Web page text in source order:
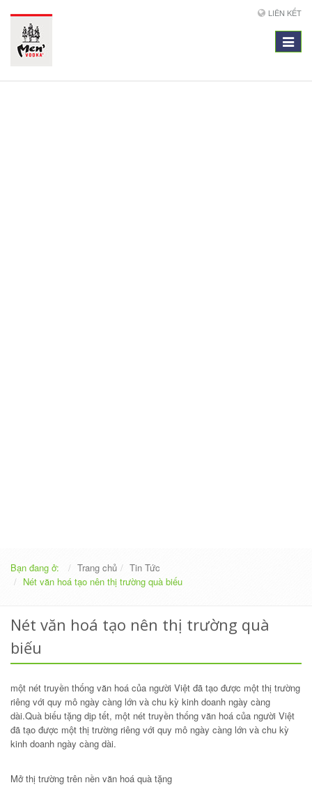
LIÊN KẾT
Toggle
Bạn đang ở: Trang chủ
Tin Tức
Nét văn hoá tạo nên thị trường quà biếu
Nét văn hoá tạo nên thị trường quà
biếu
một nét truyền thống văn hoá của người Việt đã tạo được một thị trường
riêng với quy mô ngày càng lớn và chu kỳ kinh doanh ngày càng
dài.Quà biếu tặng dịp tết, một nét truyền thống văn hoá của người Việt
đã tạo được một thị trường riêng với quy mô ngày càng lớn và chu kỳ
kinh doanh ngày càng dài.
Mở thị trường trên nền văn hoá quà tặng